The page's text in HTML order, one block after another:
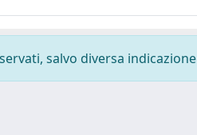
salvo diversa indicazione